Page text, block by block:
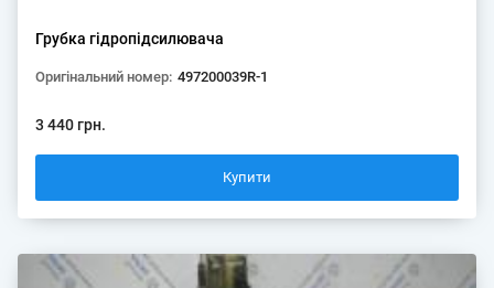
Грубка гідропідсилювача
Оригінальний номер: 497200039R-1
3 440 грн.